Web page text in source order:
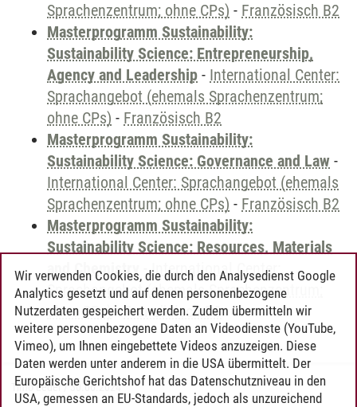
Sprachenzentrum; ohne CPs) - Französisch B2
Masterprogramm Sustainability:
Sustainability Science: Entrepreneurship,
Agency and Leadership - International Center:
Sprachangebot (ehemals Sprachenzentrum;
ohne CPs) - Französisch B2
Masterprogramm Sustainability:
Sustainability Science: Governance and Law -
International Center: Sprachangebot (ehemals
Sprachenzentrum; ohne CPs) - Französisch B2
Masterprogramm Sustainability:
Sustainability Science: Resources, Materials
and Chemistry -International Center:
Sprachangebot (ehemals Sprachenzentrum;
ohne CPs)-Französisch B2
Timo Leder/30.06.2024
Wir verwenden Cookies, die durch den Analysedienst Google
Analytics gesetzt und auf denen personenbezogene
Nutzerdaten gespeichert werden. Zudem übermitteln wir
weitere personenbezogene Daten an Videodienste (YouTube,
Vimeo), um Ihnen eingebettete Videos anzuzeigen. Diese
Daten werden unter anderem in die USA übermittelt. Der
Europäische Gerichtshof hat das Datenschutzniveau in den
USA, gemessen an EU-Standards, jedoch als unzureichend